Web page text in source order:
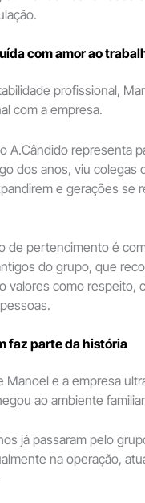
com amor ao
profissional,
com a empresa.
A.Cândido representa
dos anos, viu colegas
e gerações se
de pertencimento é
do grupo, que
valores como respeito,
faz parte da história
Manoel e a empresa
ao ambiente
já passaram pelo
na operação,